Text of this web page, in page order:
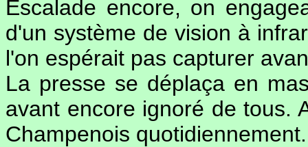
Escalade encore, on
d'un système de vision à
l'on espérait pas capturer
La presse se déplaça en
avant encore ignoré de tous.
Champenois quotidiennement.